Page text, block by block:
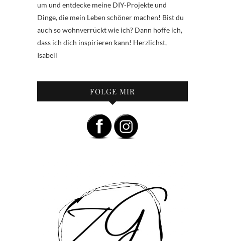
um und entdecke meine DIY-Projekte und
Dinge, die mein Leben schöner machen! Bist du
auch so wohnverrückt wie ich? Dann hoffe ich,
dass ich dich inspirieren kann! Herzlichst,
Isabell
FOLGE MIR